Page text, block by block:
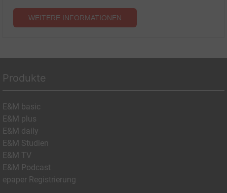
WEITERE INFORMATIONEN
Produkte
E&M basic
E&M plus
E&M daily
E&M Studien
E&M TV
E&M Podcast
epaper Registrierung